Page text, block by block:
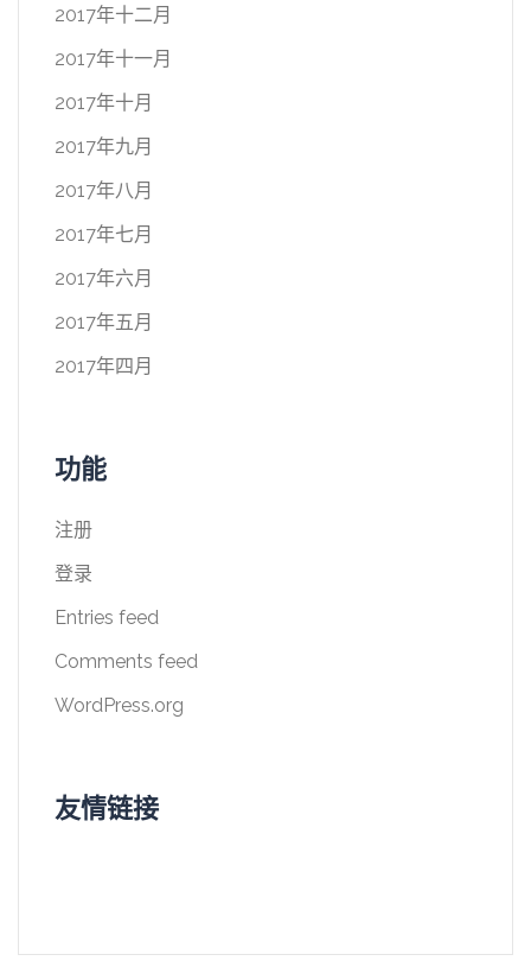
2017年十二月
2017年十一月
2017年十月
2017年九月
2017年八月
2017年七月
2017年六月
2017年五月
2017年四月
功能
注册
登录
Entries feed
Comments feed
WordPress.org
友情链接